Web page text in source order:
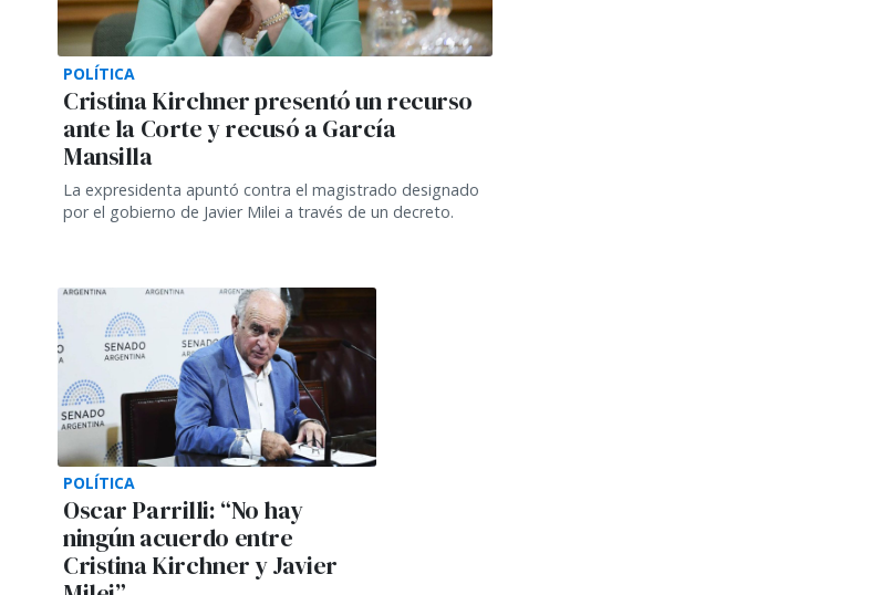
POLÍTICA
Cristina Kirchner presentó un recurso
ante la Corte y recusó a García
Mansilla
La expresidenta apuntó contra el magistrado designado
por el gobierno de Javier Milei a través de un decreto.
POLÍTICA
Oscar Parrilli: “No hay
ningún acuerdo entre
Cristina Kirchner y Javier